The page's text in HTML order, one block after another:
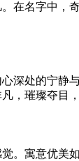
在名字中
深处的宁
，璀璨夺目
寓意优美